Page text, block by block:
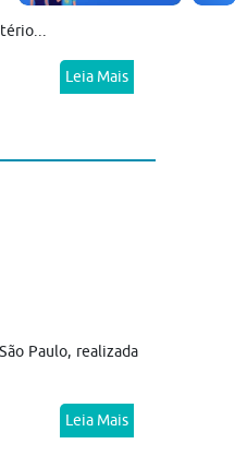
Leia Mais
Paulo, realizada
Leia Mais